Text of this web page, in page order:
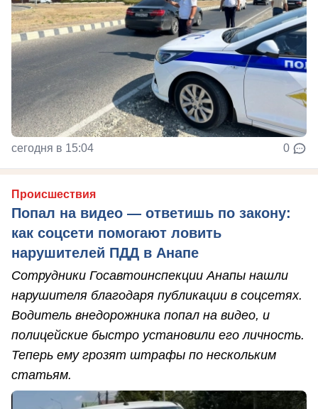
сегодня в 15:04 0
Происшествия
Попал на видео — ответишь по закону:
как соцсети помогают ловить
нарушителей ПДД в Анапе
Сотрудники Госавтоинспекции Анапы нашли
нарушителя благодаря публикации в соцсетях.
Водитель внедорожника попал на видео, и
полицейские быстро установили его личность.
Теперь ему грозят штрафы по нескольким
статьям.